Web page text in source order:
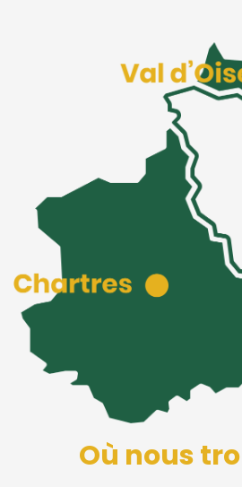
Où nous